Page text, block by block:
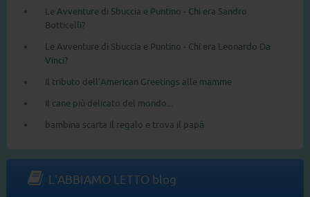
Le Avventure di Sbuccia e Puntino - Chi era Sandro
Botticelli?
Le Avventure di Sbuccia e Puntino - Chi era Leonardo Da
Vinci?
Il tributo dell'American Greetings alle mamme
Il cane più delicato del mondo...
bambina scarta il regalo e trova il papà
L'ABBIAMO LETTO blog